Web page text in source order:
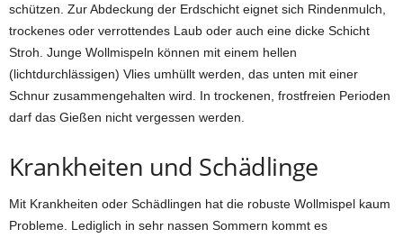
schützen. Zur Abdeckung der Erdschicht eignet sich Rindenmulch,
trockenes oder verrottendes Laub oder auch eine dicke Schicht
Stroh. Junge Wollmispeln können mit einem hellen
(lichtdurchlässigen) Vlies umhüllt werden, das unten mit einer
Schnur zusammengehalten wird. In trockenen, frostfreien Perioden
darf das Gießen nicht vergessen werden.
Krankheiten und Schädlinge
Mit Krankheiten oder Schädlingen hat die robuste Wollmispel kaum
Probleme. Lediglich in sehr nassen Sommern kommt es